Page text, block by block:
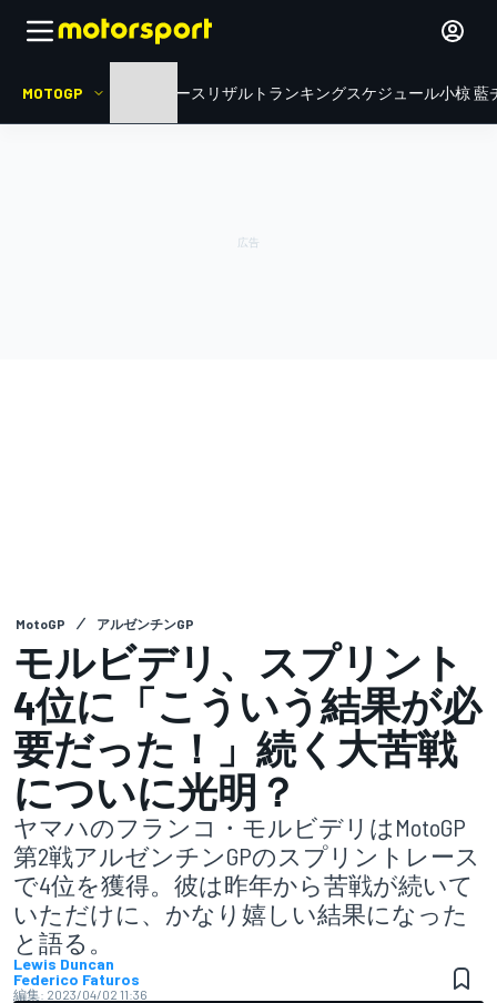
MOTOGP ニュース リザルト ランキングスケジュール小椋 藍
MotoGP アルゼンチンGP
モルビデリ、スプリント
4位に「こういう結果が必
要だった！」続く大苦戦
についに光明？
ヤマハのフランコ・モルビデリはMotoGP
第2戦アルゼンチンGPのスプリントレース
で4位を獲得。彼は昨年から苦戦が続いて
いただけに、かなり嬉しい結果になった
と語る。
Lewis Duncan
Federico Faturos
編集: 2023/04/02 11:36